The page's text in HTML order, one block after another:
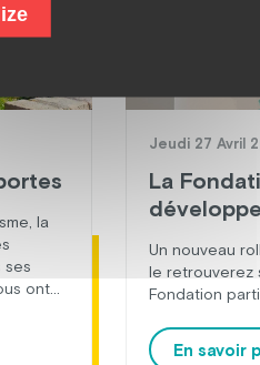
la
ses
ont
aux
Jeudi 27 Avril
La
Un nouveau
le retrouverez
Fondation
En savoir